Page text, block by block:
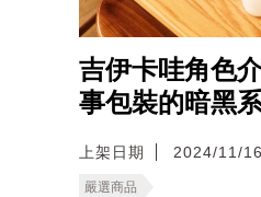
吉伊卡哇角色
事包裝的暗黑
上架日期 2024/11/16
嚴選商品